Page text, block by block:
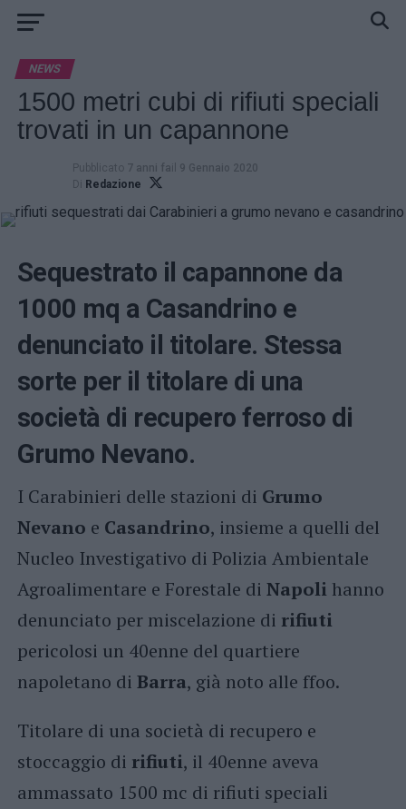
NEWS
1500 metri cubi di rifiuti speciali
trovati in un capannone
Pubblicato 7 anni fail 9 Gennaio 2020
Di Redazione
Sequestrato il capannone da
1000 mq a Casandrino e
denunciato il titolare. Stessa
sorte per il titolare di una
società di recupero ferroso di
Grumo Nevano.
I Carabinieri delle stazioni di Grumo
Nevano e Casandrino, insieme a quelli del
Nucleo Investigativo di Polizia Ambientale
Agroalimentare e Forestale di Napoli hanno
denunciato per miscelazione di rifiuti
pericolosi un 40enne del quartiere
napoletano di Barra, già noto alle ffoo.
Titolare di una società di recupero e
stoccaggio di rifiuti, il 40enne aveva
ammassato 1500 mc di rifiuti speciali